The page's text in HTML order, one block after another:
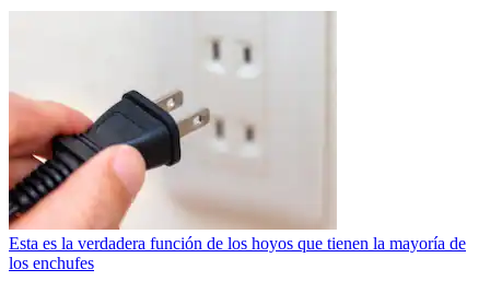
Esta es la verdadera función de los hoyos que tienen la mayoría de
los enchufes